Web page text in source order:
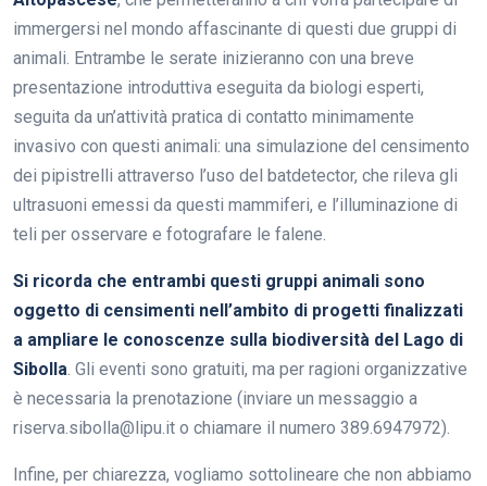
immergersi nel mondo affascinante di questi due gruppi di
animali. Entrambe le serate inizieranno con una breve
presentazione introduttiva eseguita da biologi esperti,
seguita da un’attività pratica di contatto minimamente
invasivo con questi animali: una simulazione del censimento
dei pipistrelli attraverso l’uso del batdetector, che rileva gli
ultrasuoni emessi da questi mammiferi, e l’illuminazione di
teli per osservare e fotografare le falene.
Si ricorda che entrambi questi gruppi animali sono
oggetto di censimenti nell’ambito di progetti finalizzati
a ampliare le conoscenze sulla biodiversità del Lago di
Sibolla . Gli eventi sono gratuiti, ma per ragioni organizzative
è necessaria la prenotazione (inviare un messaggio a
riserva.sibolla@lipu.it o chiamare il numero 389.6947972).
Infine, per chiarezza, vogliamo sottolineare che non abbiamo